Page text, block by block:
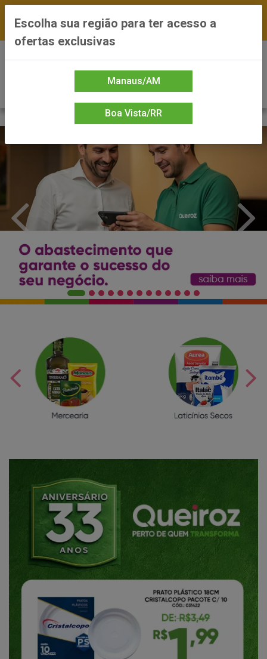
*Preços exclusivos do site — Entrega em até 24h
Escolha sua região para ter acesso a
ofertas exclusivas
Manaus/AM
Boa Vista/RR